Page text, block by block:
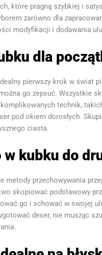
które pragną szybkiej i
zarówno dla
modyfikacji i dodawania
dla
pierwszy krok w świat
go zepsuć. Wszystkie
technik,
pod okiem dorosłych.
ciasta.
kubku do
metody przechowywania
skopiować podstawowy
go i schować w swojej
deser, nie musząc